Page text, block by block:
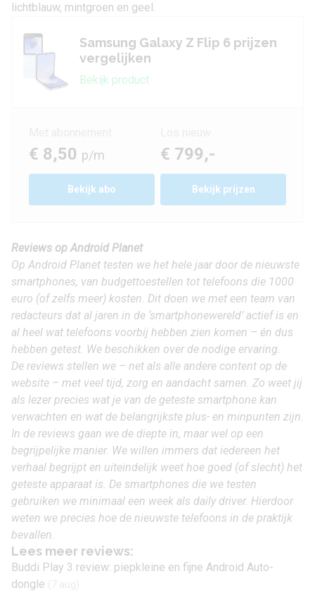
lichtblauw, mintgroen en geel.
Samsung Galaxy Z Flip 6 prijzen
vergelijken
Bekijk product
€ 8,50 p/m
Bekijk abo
€ 799,-
Bekijk prijzen
Reviews op Android Planet
Op Android Planet testen we het hele jaar door de nieuwste
smartphones, van budgettoestellen tot telefoons die 1000
euro (of zelfs meer) kosten. Dit doen we met een team van
redacteurs dat al jaren in de ‘smartphonewereld’ actief is en
al heel wat telefoons voorbij hebben zien komen – én dus
hebben getest. We beschikken over de nodige ervaring.
De reviews stellen we – net als alle andere content op de
website – met veel tijd, zorg en aandacht samen. Zo weet jij
als lezer precies wat je van de geteste smartphone kan
verwachten en wat de belangrijkste plus- en minpunten zijn.
In de reviews gaan we de diepte in, maar wel op een
begrijpelijke manier. We willen immers dat iedereen het
verhaal begrijpt en uiteindelijk weet hoe goed (of slecht) het
geteste apparaat is. De smartphones die we testen
gebruiken we minimaal een week als daily driver. Hierdoor
weten we precies hoe de nieuwste telefoons in de praktijk
bevallen.
Lees meer reviews:
Buddi Play 3 review: piepkleine en fijne Android Auto-
dongle